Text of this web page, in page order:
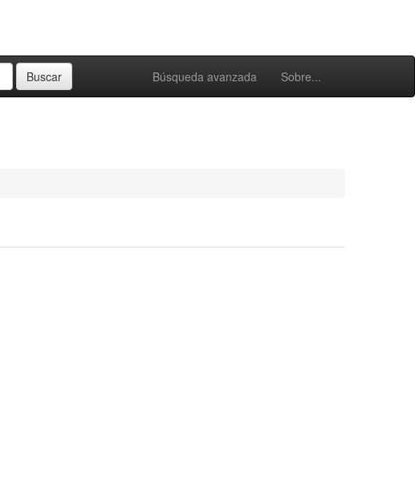
Búsqueda avanzada Sobre...